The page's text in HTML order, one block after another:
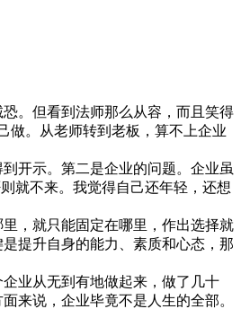
。但看到法师那么从容，而且笑得
做。从老师转到老板，算不上企业
开示。第二是企业的问题。企业虽
就不来。我觉得自己还年轻，还想
，就只能固定在哪里，作出选择就
提升自身的能力、素质和心态，那
业从无到有地做起来，做了几十
来说，企业毕竟不是人生的全部。